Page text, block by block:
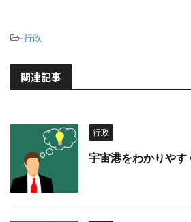
-行政
関連記事
行政
宇宙港をわかりやす